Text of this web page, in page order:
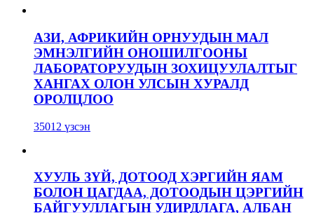
АЗИ, АФРИКИЙН ОРНУУДЫН МАЛ
ЭМНЭЛГИЙН ОНОШИЛГООНЫ
ЛАБОРАТОРУУДЫН ЗОХИЦУУЛАЛТЫГ
ХАНГАХ ОЛОН УЛСЫН ХУРАЛД
ОРОЛЦЛОО
35012 үзсэн
ХУУЛЬ ЗҮЙ, ДОТООД ХЭРГИЙН ЯАМ
БОЛОН ЦАГДАА, ДОТООДЫН ЦЭРГИЙН
БАЙГУУЛЛАГЫН УДИРДЛАГА, АЛБАН